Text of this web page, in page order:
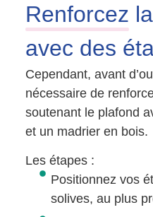
Renforcez
avec des
Cependant, avant
nécessaire de
soutenant le plafond
et un madrier en bois.
Les étapes :
Positionnez vos
solives, au plus